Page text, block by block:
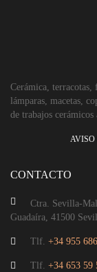
52,02€
Cerámica, terracotas,
lámparas, macetas,
de trabajos cerámicos
AVISO
CONTACTO
Ctra. Sevilla-
Guadaíra, 41500
Tlf. +34 955
Tlf. +34 653 59